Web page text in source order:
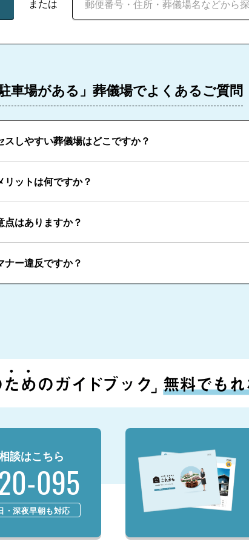
または
駐車場がある」葬儀場でよくあるご質問
しやすい葬儀場はどこですか？
ットは何ですか？
はありますか？
ー違反ですか？
談はこちら
095
・深夜早朝も対応